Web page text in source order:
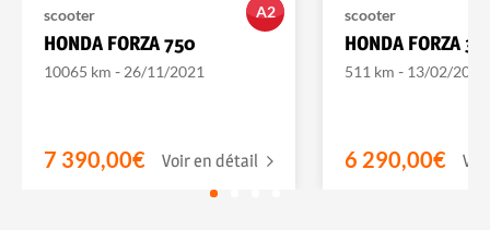
A2
scooter
HONDA FORZA 750
10065 km - 26/11/2021
7 390,00€ Voir en détail
scooter
HONDA FORZA
511 km - 13/02/2026
6 290,00€